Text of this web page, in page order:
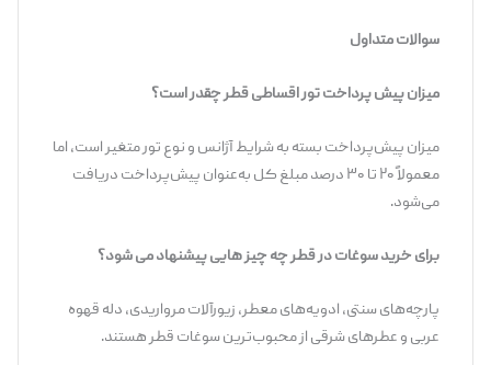
سوالات متداول
میزان پیش پرداخت تور اقساطی قطر چقدر است؟
میزان پیش‌پرداخت بسته به شرایط آژانس و نوع تور متغیر است، اما
معمولاً ۲۰ تا ۳۰ درصد مبلغ کل به‌عنوان پیش‌پرداخت دریافت
می‌شود.
برای خرید سوغات در قطر چه چیز هایی پیشنهاد می شود؟
پارچه‌های سنتی، ادویه‌های معطر، زیورآلات مرواریدی، دله قهوه
عربی و عطرهای شرقی از محبوب‌ترین سوغات قطر هستند.